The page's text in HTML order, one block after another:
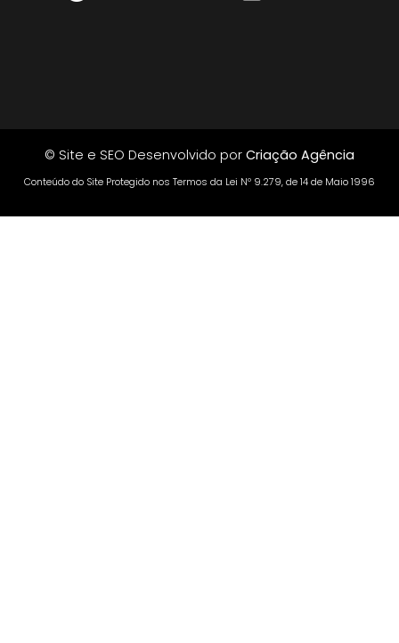
© Site e SEO Desenvolvido por Criação Agência
Conteúdo do Site Protegido nos Termos da Lei Nº 9.279, de 14 de Maio 1996